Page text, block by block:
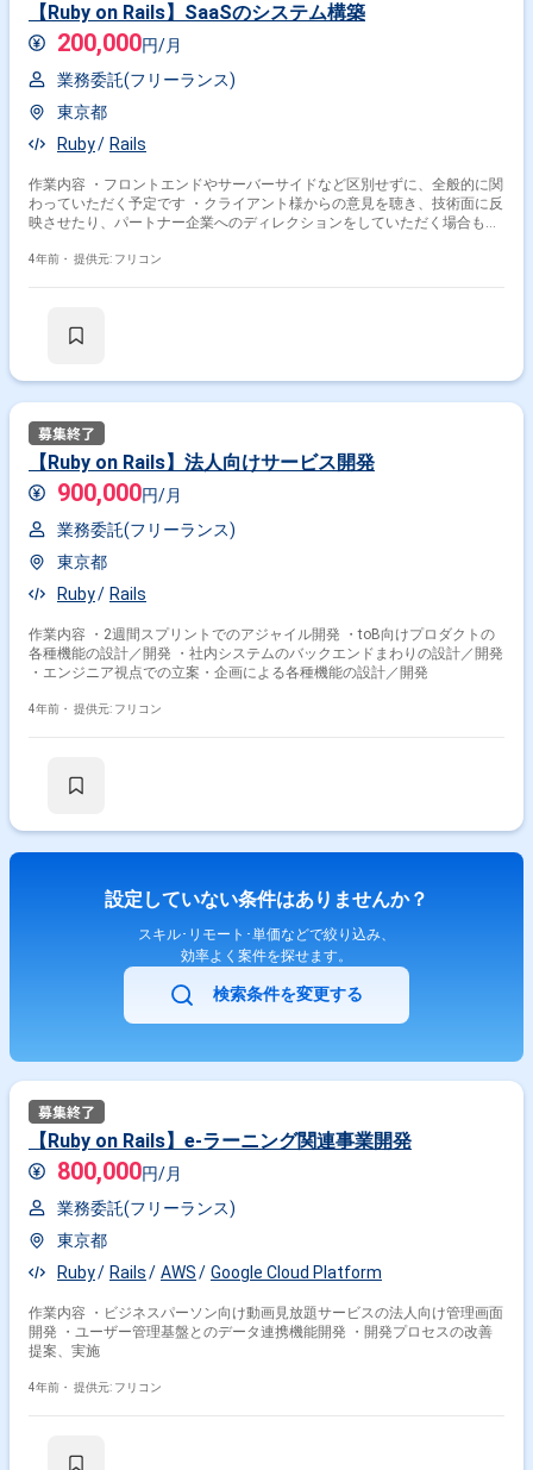
【Ruby on Rails】SaaSのシステム構築
200,000円/月
業務委託(フリーランス)
東京都
Ruby
Rails
作業内容 ・フロントエンドやサーバーサイドなど区別せずに、全般的に関
わっていただく予定です ・クライアント様からの意見を聴き、技術面に反
映させたり、パートナー企業へのディレクションをしていただく場合もあ
4年前・ 提供元: フリコン
【Ruby on Rails】法人向けサービス開発
900,000円/月
業務委託(フリーランス)
東京都
Ruby
Rails
作業内容 ・2週間スプリントでのアジャイル開発 ・toB向けプロダクトの
各種機能の設計／開発 ・社内システムのバックエンドまわりの設計／開発
・エンジニア視点での立案・企画による各種機能の設計／開発
4年前・ 提供元: フリコン
設定していない条件はありませんか？
スキル･リモート･単価などで絞り込み、
効率よく案件を探せます。
検索条件を変更する
【Ruby on Rails】e-ラーニング関連事業開発
800,000円/月
業務委託(フリーランス)
東京都
Ruby
Rails AWS Google Cloud Platform
作業内容 ・ビジネスパーソン向け動画見放題サービスの法人向け管理画面
開発 ・ユーザー管理基盤とのデータ連携機能開発 ・開発プロセスの改善
提案、実施
4年前・ 提供元: フリコン